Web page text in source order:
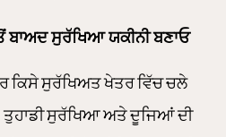
ਬਾਅਦ ਸੁਰੱਖਿਆ ਯਕੀਨੀ ਬਣਾਓ
ਕਿਸੇ ਸੁਰੱਖਿਅਤ ਖੇਤਰ ਵਿੱਚ ਚਲੇ
ਤੁਹਾਡੀ ਸੁਰੱਖਿਆ ਅਤੇ ਦੂਜਿਆਂ ਦੀ